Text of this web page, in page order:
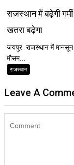
राजस्थान में बढ़ेगी
खतरा बढ़ेगा
जयपुर राजस्थान में
मौसम...
राजस्थान
Leave A